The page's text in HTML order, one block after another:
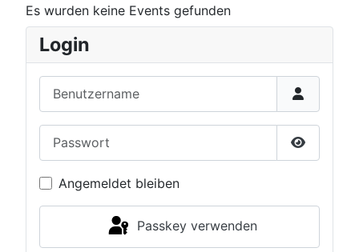
Es wurden keine Events gefunden
Login
Passwort
Angemeldet bleiben
Passkey verwenden